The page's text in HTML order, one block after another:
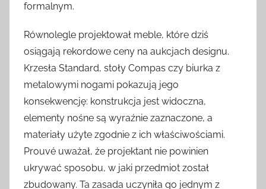
formalnym.
Równolegle projektował meble, które dziś
osiągają rekordowe ceny na aukcjach designu.
Krzesła Standard, stoły Compas czy biurka z
metalowymi nogami pokazują jego
konsekwencję: konstrukcja jest widoczna,
elementy nośne są wyraźnie zaznaczone, a
materiały użyte zgodnie z ich właściwościami.
Prouvé uważał, że projektant nie powinien
ukrywać sposobu, w jaki przedmiot został
zbudowany. Ta zasada uczyniła go jednym z